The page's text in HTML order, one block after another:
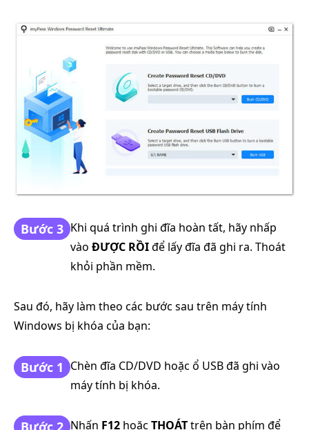
Bước 3 Khi quá trình ghi đĩa hoàn tất, hãy nhấp
vào ĐƯỢC RỒIđể lấy đĩa đã ghi ra. Thoát
khỏi phần mềm.
Sau đó, hãy làm theo các bước sau trên máy tính
Windows bị khóa của bạn:
Bước 1 Chèn đĩa CD/DVD hoặc ổ USB đã ghi vào
máy tính bị khóa.
Bước 2 Nhấn F12 hoặc THOÁTtrên bàn phím để